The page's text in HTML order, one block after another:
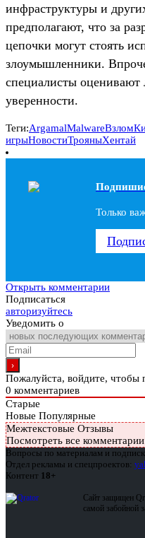
инфраструктуры и
предполагают, что за
цепочки могут стоять
злоумышленники.
специалисты
уверенности.
Теги:ArgamalMalwareВзлом
игрыНовостиТрояныХентай
Только
Открыть комментарии
Подписаться
авторизуйтесь
Уведомить о
Пожалуйста, войдите, чтобы
0 комментариев
Старые
Новые Популярные
Межтекстовые Отзывы
Посмотреть все комментарии
Вопросы по материалам и
Отдел рекламы и спецпроектов:
Контент 18+
Сайт защищен
самой забойной